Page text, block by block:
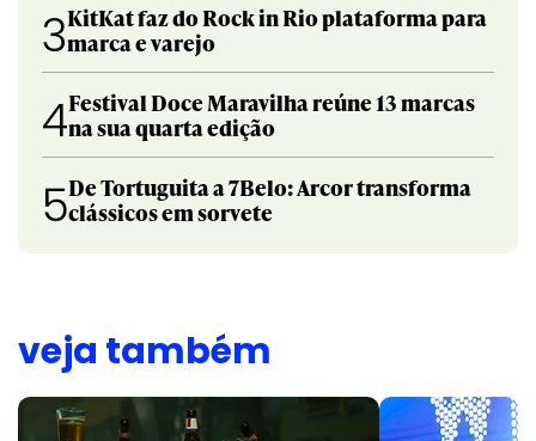
3KitKat faz do Rock in Rio plataforma para
marca e varejo
4Festival Doce Maravilha reúne 13 marcas
na sua quarta edição
5De Tortuguita a 7Belo: Arcor transforma
clássicos em sorvete
veja também